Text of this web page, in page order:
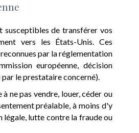
susceptibles de transférer vos
vers les États-Unis. Ces
par la réglementation
européenne, décision
le prestataire concerné).
ne pas vendre, louer, céder ou
préalable, à moins d'y
lutte contre la fraude ou